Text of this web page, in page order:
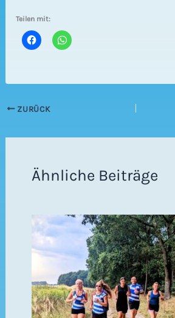
Teilen mit:
ZURÜCK
Ähnliche Beiträge